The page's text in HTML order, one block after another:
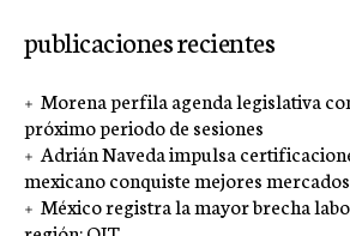
publicaciones recientes
Morena perfila agenda legislativa
próximo periodo de sesiones
Adrián Naveda impulsa
mexicano conquiste mejores mercados
México registra la mayor brecha